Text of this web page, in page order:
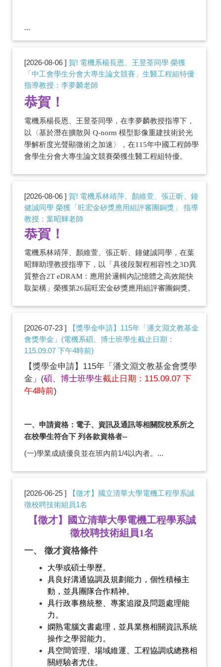
...
2026-08-06
賀! 電機系楊長恩、王昱荃同學 榮獲
「中工會學生分會大專生論文競賽」生醫工程組特優
指導教授：李夢麟老師
恭賀！
電機系楊長恩、王昱荃同學，在李夢麟教授指導下，
以
〈基於潛在擴散與 Q-norm 模型影像重建技術於光
學解析度光聲顯微術之加速〉
，在115年中國工程師學
會學生分會大專生論文競賽榮獲生醫工程組特優。
2026-08-06
賀! 電機系林靖萍、顏維萱、張正昕、鐘
健誠同學 榮獲「旺宏金矽獎應用組評審團銅獎」 指導
教授：葉昭輝老師
恭賀！
電機系林靖萍、顏維萱、張正昕、鐘健誠同學，在葉
昭輝助理教授指導下，以「具後段製程相容性之3D異
質整合2T eDRAM：應用於邏輯內記憶體之高效能快
取架構」榮獲第26屆旺宏金矽獎應用組評審團銅獎。
2026-07-23
【獎學金申請】115年「潘文淵文教基金
會獎學金」(電機系碩、博士班學生截止日期：
115.09.07 下午4時前)
【獎學金申請】115年「潘文淵文教基金會獎學
金」(碩、博士班學生截止日期：115.09.07 下
午4時前)
一、申請資格：電子、資訊及通訊等相關院校系所之
在校學生符合下 列各款資格者--
(一)學業成績優良並在班內前1/4以內者。...
2026-06-25
【徵才】國立清華大學電機工程學系誠
徵校聘技術組員1名
【徵才】國立清華大學電機工程學系誠
徵校聘技術組員1名
一、 徵才資格條件
大學或碩士學歷。
具良好溝通協調及規劃能力，個性積極主
動，並具團隊合作精神。
具行政事務統整、專案追蹤及問題處理能
力。
嫻熟電腦文書處理，並具業務相關資訊系統
操作之學習能力。
具空間管理、場域維運、工程協調或總務相
關經驗者尤佳。